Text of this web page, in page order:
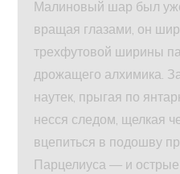
Малиновый шар был
вращая глазами, он
трехфутовой ширины
дрожащего алхимика.
наутек, прыгая по
несся следом, щелкая
вцепиться в подошву
Парцелиуса — и острые